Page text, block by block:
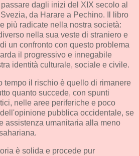
dagli inizi del XIX secolo al
da Harare a Pechino. Il libro
più radicate nella nostra società:
nella sua veste di straniero e
un confronto con questo problema
il progressivo e innegabile
identità culturale, sociale e civile.
tempo il rischio è quello di rimanere
quanto succede, con spunti
nelle aree periferiche e poco
pubblica occidentale, se
assistenza umanitaria alla meno
è solida e procede pur